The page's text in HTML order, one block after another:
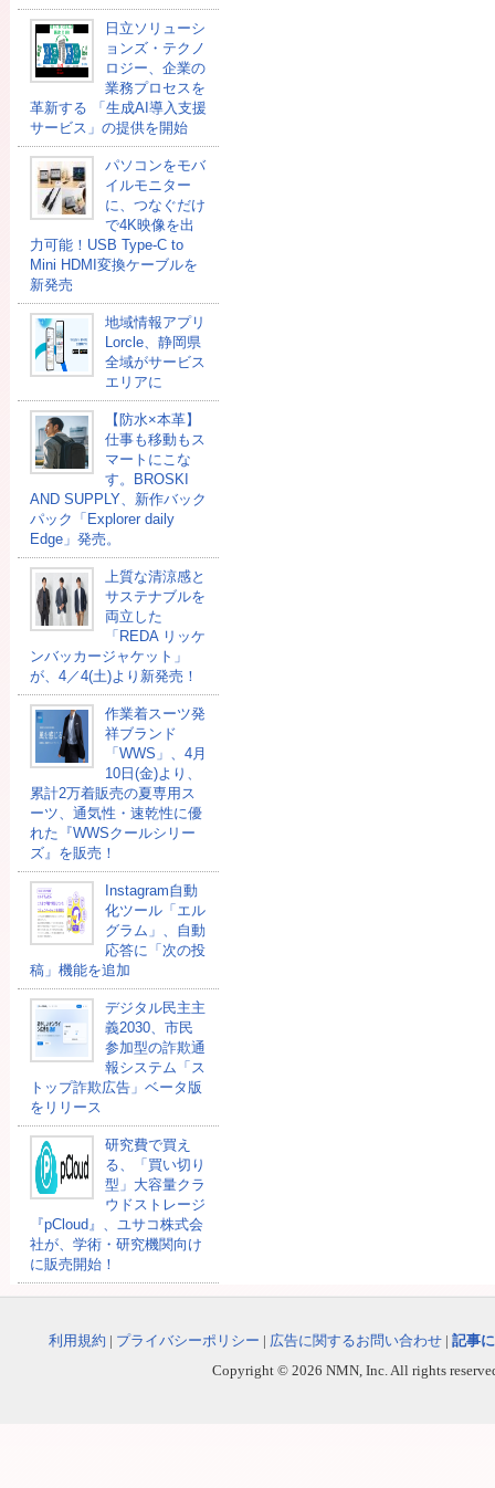
日立ソリューシ
ョンズ・テクノ
ロジー、企業の
業務プロセスを
革新する 「生成AI導入支援
サービス」の提供を開始
パソコンをモバ
イルモニター
に、つなぐだけ
で4K映像を出
力可能！USB Type-C to
Mini HDMI変換ケーブルを
新発売
地域情報アプリ
Lorcle、静岡県
全域がサービス
エリアに
【防水×本革】
仕事も移動もス
マートにこな
す。BROSKI
AND SUPPLY、新作バック
パック「Explorer daily
Edge」発売。
上質な清涼感と
サステナブルを
両立した
「REDA リッケ
ンバッカージャケット」
が、4／4(土)より新発売！
作業着スーツ発
祥ブランド
「WWS」、4月
10日(金)より、
累計2万着販売の夏専用ス
ーツ、通気性・速乾性に優
れた『WWSクールシリー
ズ』を販売！
Instagram自動
化ツール「エル
グラム」、自動
応答に「次の投
稿」機能を追加
デジタル民主主
義2030、市民
参加型の詐欺通
報システム「ス
トップ詐欺広告」ベータ版
をリリース
研究費で買え
る、「買い切り
型」大容量クラ
ウドストレージ
『pCloud』、ユサコ株式会
社が、学術・研究機関向け
に販売開始！
利用規約 | プライバシーポリシー | 広告に関するお問い合わせ | 記事
Copyright © 2026 NMN, Inc. All rights